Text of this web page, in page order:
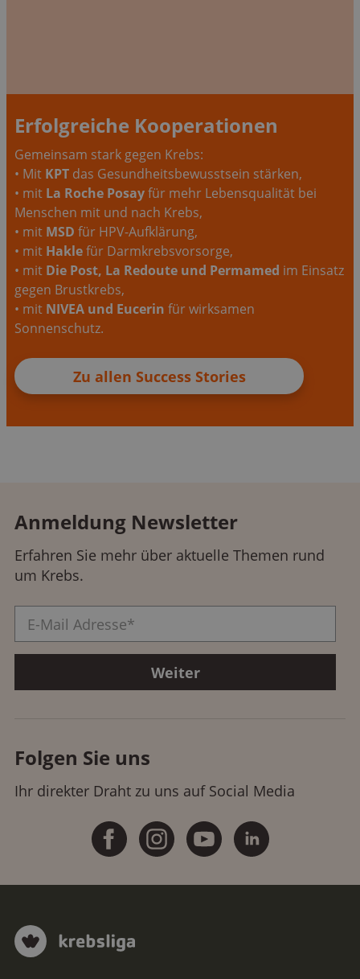
Erfolgreiche Kooperationen
Gemeinsam stark gegen Krebs:
• Mit KPT das Gesundheitsbewusstsein stärken,
• mit La Roche Posayfür mehr Lebensqualität bei
Menschen mit und nach Krebs,
• mit MSD für HPV-Aufklärung,
• mit Haklefür Darmkrebsvorsorge,
• mit Die Post, La Redoute und Permamed im Einsatz
gegen Brustkrebs,
• mit NIVEA und Eucerin für wirksamen
Sonnenschutz.
Zu allen Success Stories
Anmeldung Newsletter
Erfahren Sie mehr über aktuelle Themen rund
um Krebs.
Folgen Sie uns
Ihr direkter Draht zu uns auf Social Media